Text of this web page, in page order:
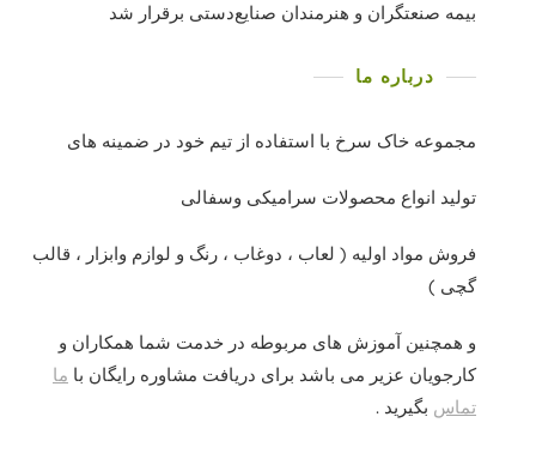
بیمه صنعتگران و هنرمندان صنایع‌دستی برقرار شد
درباره ما
مجموعه خاک سرخ با استفاده از تیم خود در ضمینه های
تولید انواع محصولات سرامیکی وسفالی
فروش مواد اولیه ( لعاب ، دوغاب ، رنگ و لوازم وابزار ، قالب
گچی )
و همچنین آموزش های مربوطه در خدمت شما همکاران و
کارجویان عزیر می باشد برای دریافت مشاوره رایگان با ما
تماس بگیرید .